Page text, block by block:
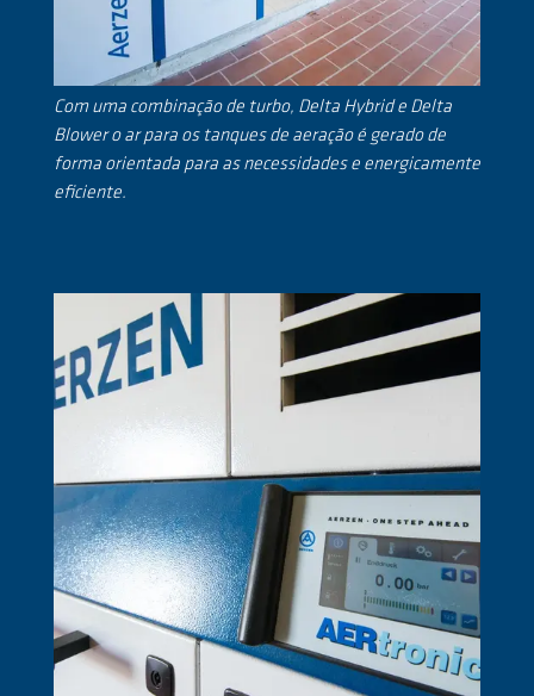
Com uma combinação de turbo, Delta Hybrid e Delta
Blower o ar para os tanques de aeração é gerado de
forma orientada para as necessidades e energicamente
eficiente.